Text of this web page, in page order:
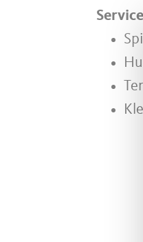
Service